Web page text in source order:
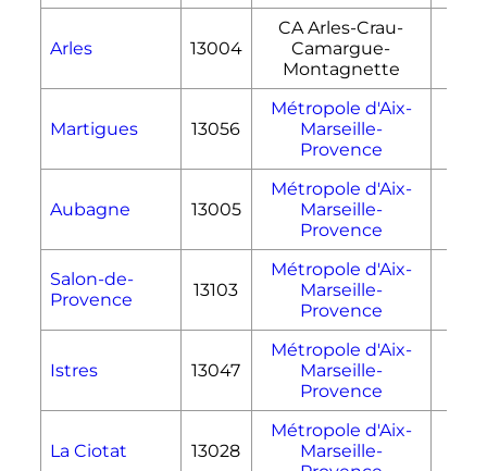
Arles 13004
CA Arles-Crau-
Camargue-
Montagnette
Martigues 13056
Métropole d'Aix-
Marseille-
Provence
Aubagne 13005
Métropole d'Aix-
Marseille-
Provence
Salon-de-
Provence
13103
Métropole d'Aix-
Marseille-
Provence
Istres 13047
Métropole d'Aix-
Marseille-
Provence
La Ciotat 13028
Métropole d'Aix-
Marseille-